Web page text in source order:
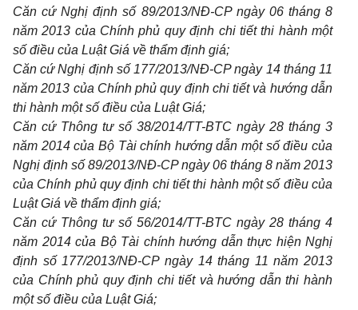
Căn cứ Nghị định số 89/2013/NĐ-CP ngày 06 tháng 8
năm 2013 của Chính phủ quy định chi tiết thi hành một
số điều của Luật Giá về thẩm định giá;
Căn cứ Nghị định số 177/2013/NĐ-CP ngày 14 tháng 11
năm 2013 của Chính phủ quy định chi tiết và hướng dẫn
thi hành một số điều của Luật Giá;
Căn cứ Thông tư số 38/2014/TT-BTC ngày 28 tháng 3
năm 2014 của Bộ Tài chính hướng dẫn một số điều của
Nghị định số 89/2013/NĐ-CP ngày 06 tháng 8 năm 2013
của Chính phủ quy định chi tiết thi hành một số điều của
Luật Giá về thẩm định giá;
Căn cứ Thông tư số 56/2014/TT-BTC ngày 28 tháng 4
năm 2014 của Bộ Tài chính hướng dẫn thực hiện Nghị
định số 177/2013/NĐ-CP ngày 14 tháng 11 năm 2013
của Chính phủ quy định chi tiết và hướng dẫn thi hành
một số điều của Luật Giá;